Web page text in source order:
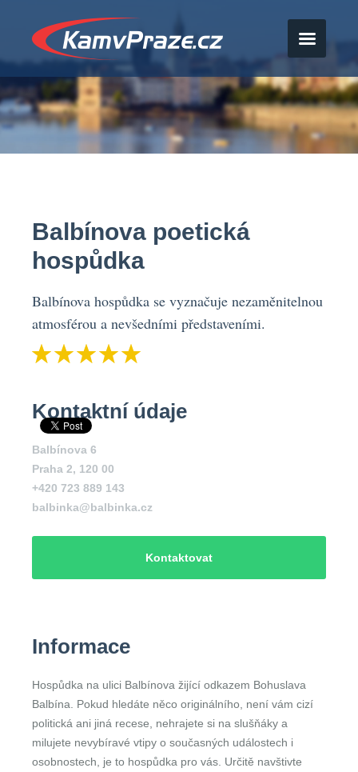
Balbínova poetická
hospůdka
Balbínova hospůdka se vyznačuje nezaměnitelnou
atmosférou a nevšedními představeními.
Kontaktní údaje
Balbínova 6
Praha 2, 120 00
+420 723 889 143
balbinka@balbinka.cz
Kontaktovat
Informace
Hospůdka na ulici Balbínova žijící odkazem Bohuslava
Balbína. Pokud hledáte něco originálního, není vám cizí
politická ani jiná recese, nehrajete si na slušňáky a
milujete nevybíravé vtipy o současných událostech i
osobnostech, je to hospůdka pro vás. Určitě navštivte